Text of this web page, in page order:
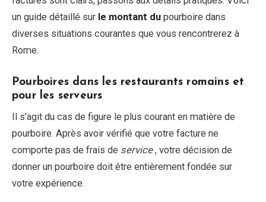
un guide détaillé sur le montant du pourboire dans
diverses situations courantes que vous rencontrerez à
Rome.
Pourboires dans les restaurants romains et
pour les serveurs
Il s’agit du cas de figure le plus courant en matière de
pourboire. Après avoir vérifié que votre facture ne
comporte pas de frais de service, votre décision de
donner un pourboire doit être entièrement fondée sur
votre expérience.